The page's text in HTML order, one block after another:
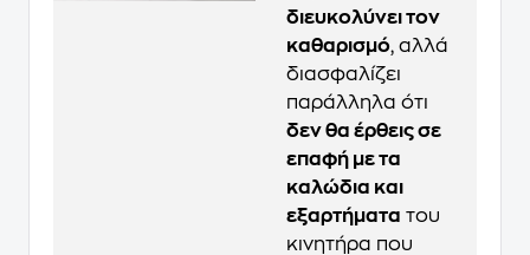
διευκολύνει τον
καθαρισμό, αλλά
διασφαλίζει
παράλληλα ότι
δεν θα έρθεις σε
επαφή με τα
καλώδια και
εξαρτήματα του
κινητήρα που